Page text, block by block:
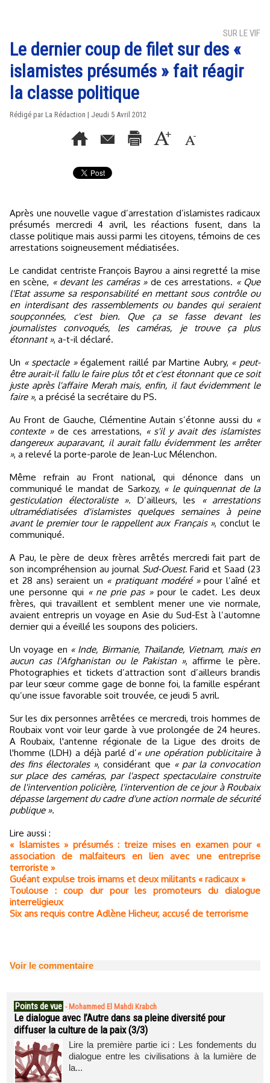
SUR LE VIF
Le dernier coup de filet sur des «
islamistes présumés » fait réagir
la classe politique
Rédigé par La Rédaction | Jeudi 5 Avril 2012
Après une nouvelle vague d’arrestation d’islamistes radicaux
présumés mercredi 4 avril, les réactions fusent, dans la
classe politique mais aussi parmi les citoyens, témoins de ces
arrestations soigneusement médiatisées.
Le candidat centriste François Bayrou a ainsi regretté la mise
en scène, « devant les caméras »de ces arrestations. « Que
l'Etat assume sa responsabilité en mettant sous contrôle ou
en interdisant des rassemblements ou bandes qui seraient
soupçonnées, c'est bien. Que ça se fasse devant les
journalistes convoqués, les caméras, je trouve ça plus
étonnant », a-t-il déclaré.
Un « spectacle »également raillé par Martine Aubry, « peut-
être aurait-il fallu le faire plus tôt et c'est étonnant que ce soit
juste après l'affaire Merah mais, enfin, il faut évidemment le
faire », a précisé la secrétaire du PS.
Au Front de Gauche, Clémentine Autain s’étonne aussi du «
contexte »de ces arrestations, « s'il y avait des islamistes
dangereux auparavant, il aurait fallu évidemment les arrêter
», a relevé la porte-parole de Jean-Luc Mélenchon.
Même refrain au Front national, qui dénonce dans un
communiqué le mandat de Sarkozy, « le quinquennat de la
gesticulation électoraliste ». D’ailleurs, les
« arrestations
ultramédiatisées d'islamistes quelques semaines à peine
avant le premier tour le rappellent aux Français », conclut le
communiqué.
A Pau, le père de deux frères arrêtés mercredi fait part de
son incompréhension au journal Sud-Ouest. Farid et Saad (23
et 28 ans) seraient un « pratiquant modéré »pour l’aîné et
une personne qui « ne prie pas »pour le cadet. Les deux
frères, qui travaillent et semblent mener une vie normale,
avaient entrepris un voyage en Asie du Sud-Est à l’automne
dernier qui a éveillé les soupons des policiers.
Un voyage en « Inde, Birmanie, Thaïlande, Vietnam, mais en
aucun cas l'Afghanistan ou le Pakistan », affirme le père.
Photographies et tickets d’attraction sont d’ailleurs brandis
par leur sœur comme gage de bonne foi, la famille espérant
qu’une issue favorable soit trouvée, ce jeudi 5 avril.
Sur les dix personnes arrêtées ce mercredi, trois hommes de
Roubaix vont voir leur garde à vue prolongée de 24 heures.
A Roubaix, l'antenne régionale de la Ligue des droits de
l'homme (LDH) a déjà parlé d’« une opération publicitaire à
des fins électorales », considérant que « par la convocation
sur place des caméras, par l'aspect spectaculaire construite
de l'intervention policière, l'intervention de ce jour à Roubaix
dépasse largement du cadre d'une action normale de sécurité
publique ».
Lire aussi :
« Islamistes » présumés : treize mises en examen pour «
association de malfaiteurs en lien avec une entreprise
terroriste »
Guéant expulse trois imams et deux militants « radicaux »
Toulouse : coup dur pour les promoteurs du dialogue
interreligieux
Six ans requis contre Adlène Hicheur, accusé de terrorisme
Voir le commentaire
Points de vue - Mohammed El Mahdi Krabch
Le dialogue avec l’Autre dans sa pleine diversité pour
diffuser la culture de la paix (3/3)
Lire la première partie ici : Les fondements du
dialogue entre les civilisations à la lumière de
la...